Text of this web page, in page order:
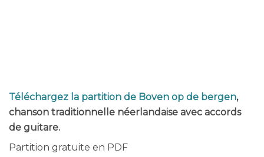
Téléchargez la partition de Boven op de bergen,
chanson traditionnelle néerlandaise avec accords
de guitare.
Partition gratuite en PDF